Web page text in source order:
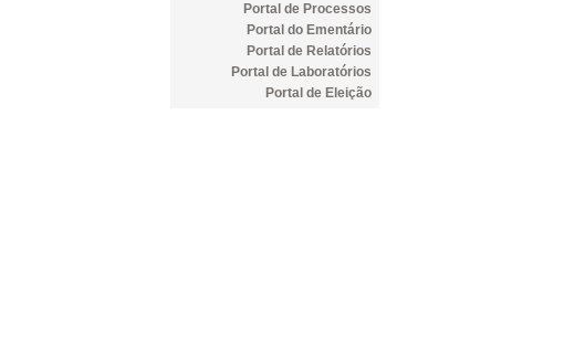
Portal de Processos
Portal do Ementário
Portal de Relatórios
Portal de Laboratórios
Portal de Eleição